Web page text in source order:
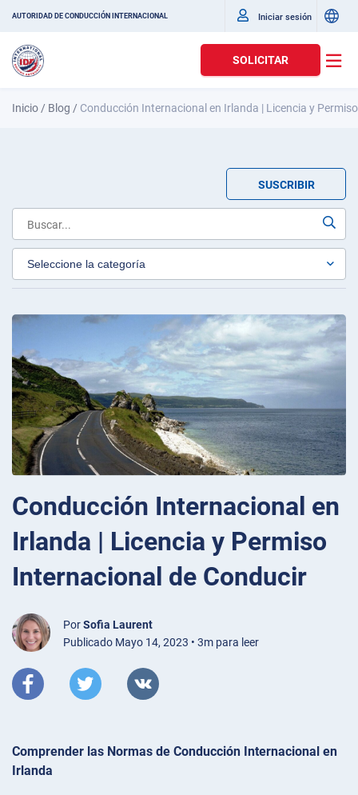
AUTORIDAD DE CONDUCCIÓN INTERNACIONAL Iniciar sesión
SOLICITAR
Inicio / Blog / Conducción Internacional en Irlanda | Licencia y
SUSCRIBIR
Conducción Internacional en
Irlanda | Licencia y Permiso
Internacional de Conducir
PorSofia Laurent
Publicado Mayo 14, 2023 • 3m para leer
Comprender las Normas de Conducción Internacional en
Irlanda